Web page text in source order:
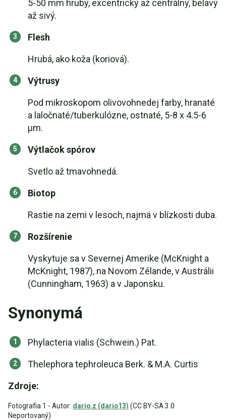
5-50 mm hrubý, excentrický až centrálny, belavý
až sivý.
Flesh
Hrubá, ako koža (koriová).
Výtrusy
Pod mikroskopom olivovohnedej farby, hranaté
a laločnaté/tuberkulózne, ostnaté, 5-8 x 4.5-6
µm.
Výtlačok spórov
Svetlo až tmavohnedá.
Biotop
Rastie na zemi v lesoch, najmä v blízkosti duba.
Rozšírenie
Vyskytuje sa v Severnej Amerike (McKnight a
McKnight, 1987), na Novom Zélande, v Austrálii
(Cunningham, 1963) a v Japonsku.
Synonymá
Phylacteria vialis (Schwein.) Pat.
Thelephora tephroleuca Berk. & M.A. Curtis
Zdroje:
Fotografia 1 - Autor: dario.z (dario13) (CC BY-SA 3.0
Neportovaný)